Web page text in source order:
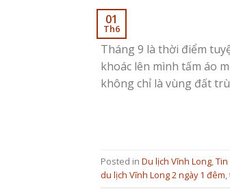
01
Th6
Tháng 9 là thời điểm
khoác lên mình tấm áo
không chỉ là vùng đất
Posted in Du lịch Vĩnh Long,
du lịch Vĩnh Long 2 ngày 1 đêm,